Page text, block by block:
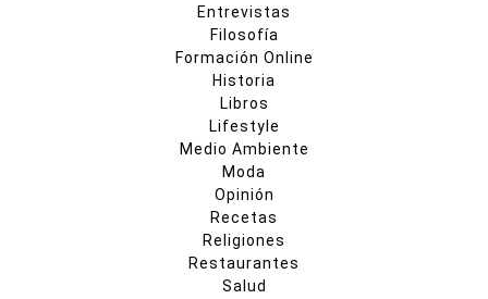
Entrevistas
Filosofía
Formación Online
Historia
Libros
Lifestyle
Medio Ambiente
Moda
Opinión
Recetas
Religiones
Restaurantes
Salud